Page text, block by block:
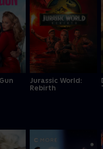
Jurassic World:
Rebirth